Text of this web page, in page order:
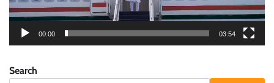
00:00 03:54
Search